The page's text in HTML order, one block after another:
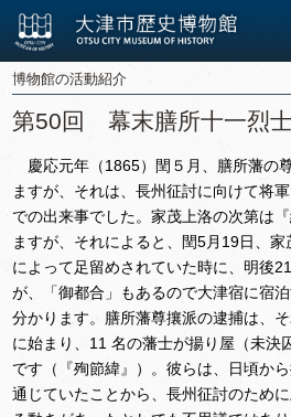
博物館の活動紹介
第50回 幕末膳所十一烈
慶応元年（1865）閏５月、膳所藩の
ますが、それは、長州征討に向けて将
での出来事でした。家茂上洛の次第は
ますが、それによると、閏5月19日、
によって足留めされていた時に、明後
が、「御都合」もあるので大津宿に宿
分かります。膳所藩尊攘派の逮捕は、
に始まり、11 名の藩士が揚り屋（未決
です（『殉節緯』）。彼らは、日頃か
通じていたことから、長州征討のため